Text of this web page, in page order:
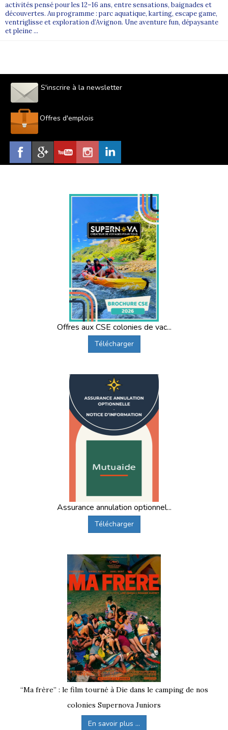
activités pensé pour les 12–16 ans, entre sensations, baignades et
découvertes. Au programme : parc aquatique, karting, escape game,
ventriglisse et exploration d’Avignon. Une aventure fun, dépaysante
et pleine ...
S'inscrire à la newsletter
Offres d'emplois
Offres aux CSE colonies de vac...
Télécharger
Assurance annulation optionnel...
Télécharger
“Ma frère” : le film tourné à Die dans le camping de nos
colonies Supernova Juniors
En savoir plus ...